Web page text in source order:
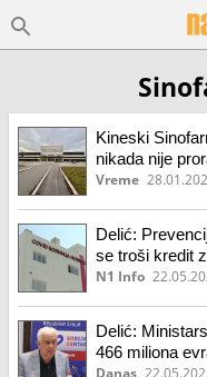
Kineski
nikada nije
Vreme
Delić:
se troši kredit
N1 Info
Delić:
466 miliona
Danas